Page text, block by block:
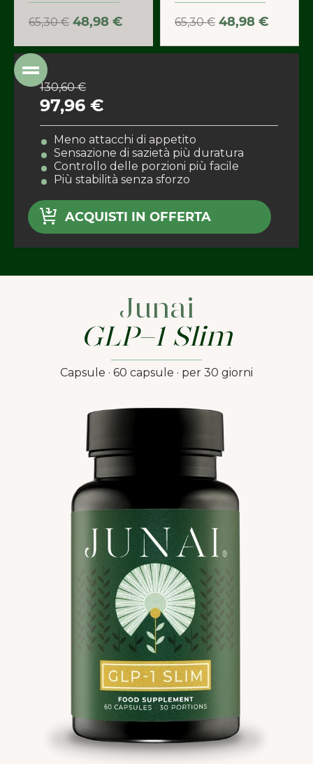
65,30 € 48,98 € 65,30 € 48,98 €
130,60 €
97,96 €
Meno attacchi di appetito
Sensazione di sazietà più duratura
Controllo delle porzioni più facile
Più stabilità senza sforzo
ACQUISTI IN OFFERTA
Junai
GLP-1 Slim
Capsule · 60 capsule · per 30 giorni